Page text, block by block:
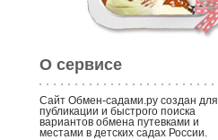
О сервисе
Сайт Обмен-садами.ру создан для
публикации и быстрого поиска
вариантов обмена путевками и
местами в детских садах России.